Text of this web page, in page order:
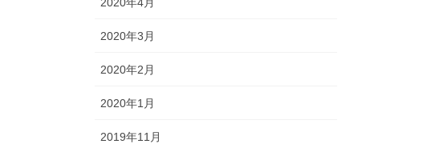
2020年3月
2020年2月
2020年1月
2019年11月